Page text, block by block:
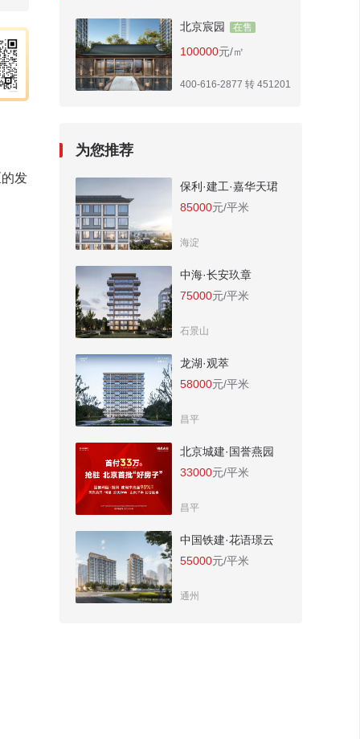
发
北京宸园 在售
100000元/㎡
400-616-2877 转 451201
为您推荐
保利·建工·嘉华天珺
85000元/平米
海淀
中海·长安玖章
75000元/平米
石景山
龙湖·观萃
58000元/平米
昌平
北京城建·国誉燕园
33000元/平米
昌平
中国铁建·花语璟云
55000元/平米
通州